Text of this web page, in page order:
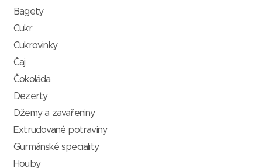
Bagety
Cukr
Cukrovinky
Čaj
Čokoláda
Dezerty
Džemy a zavařeniny
Extrudované potraviny
Gurmánské speciality
Houby